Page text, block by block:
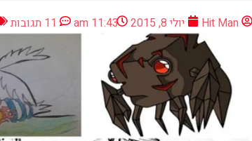
Hit Man יולי 8, 2015 11:43 am 11 תגובות